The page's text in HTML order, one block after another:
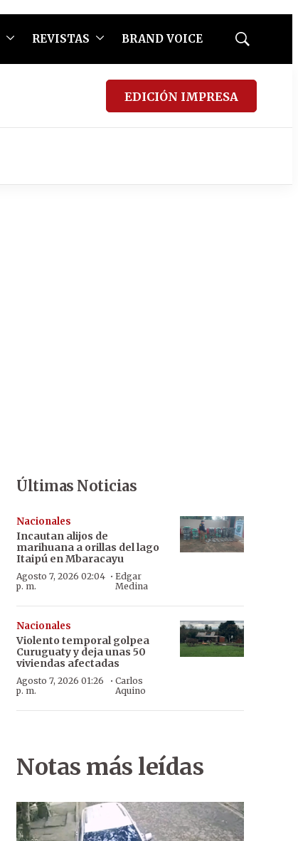
REVISTAS BRAND VOICE
Mostrar
EDICIÓN IMPRESA
Últimas Noticias
Nacionales
Incautan alijos de
marihuana a orillas del lago
Itaipú en Mbaracayu
Agosto 7, 2026 02:04
p. m.
· Edgar
Medina
Nacionales
Violento temporal golpea
Curuguaty y deja unas 50
viviendas afectadas
Agosto 7, 2026 01:26
p. m.
· Carlos
Aquino
Notas más leídas